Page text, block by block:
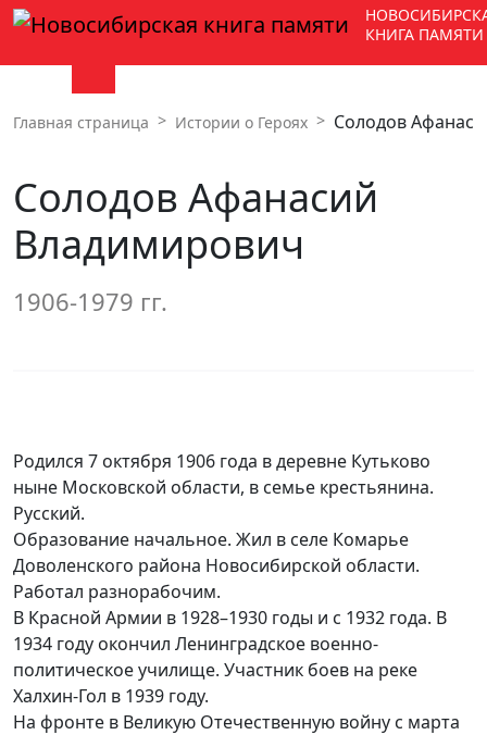
КНИГА ПАМЯТИ
Главная страница Истории о Героях Солодов
Солодов Афанасий
Владимирович
1906-1979 гг.
Родился 7 октября 1906 года в деревне Кутьково
ныне Московской области, в семье крестьянина.
Русский.
Образование начальное. Жил в селе Комарье
Доволенского района Новосибирской области.
Работал разнорабочим.
В Красной Армии в 1928–1930 годы и с 1932 года. В
1934 году окончил Ленинградское военно-
политическое училище. Участник боев на реке
Халхин-Гол в 1939 году.
На фронте в Великую Отечественную войну с марта